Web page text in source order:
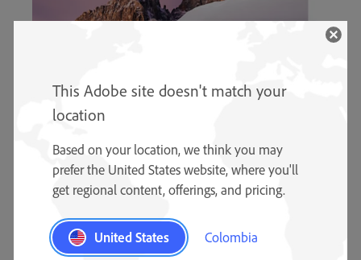
Encuentra el tamaño de
archivo perfecto.
Si necesitas una imagen con un tamaño más pequeño,
ajusta la calidad y comprime el archivo al almacenar.
This Adobe site doesn't match your
location
Based on your location, we think you may
prefer the United States website, where you'll
get regional content, offerings, and pricing.
United States Colombia